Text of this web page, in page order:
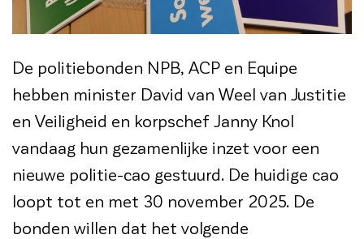
De politiebonden NPB, ACP en Equipe
hebben minister David van Weel van Justitie
en Veiligheid en korpschef Janny Knol
vandaag hun gezamenlijke inzet voor een
nieuwe politie-cao gestuurd. De huidige cao
loopt tot en met 30 november 2025. De
bonden willen dat het volgende